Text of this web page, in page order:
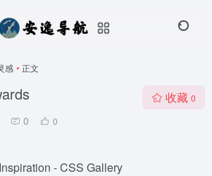
感 • 正文
0 0
收藏 0
- CSS Gallery